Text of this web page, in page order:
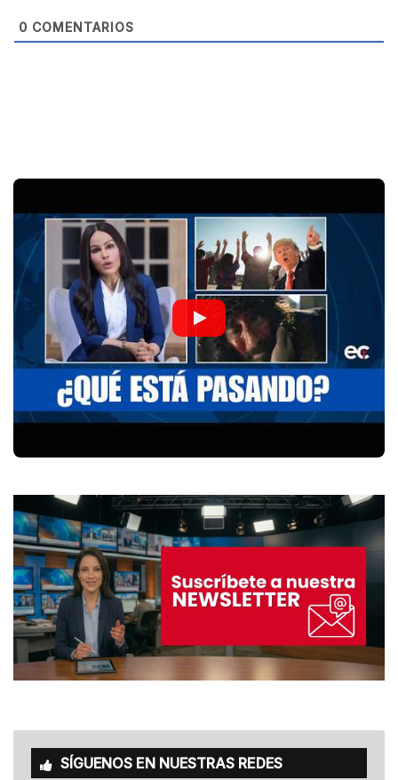
0 COMENTARIOS
SÍGUENOS EN NUESTRAS REDES